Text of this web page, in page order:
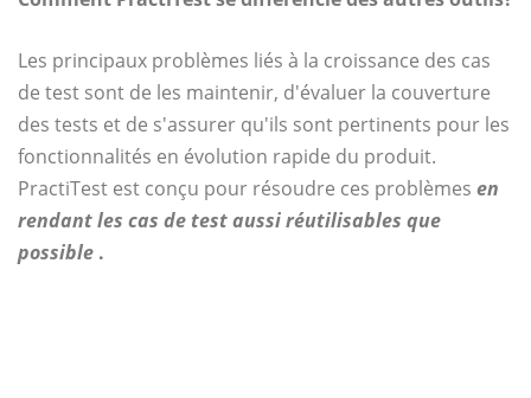
Les principaux problèmes liés à la croissance des cas
de test sont de les maintenir, d'évaluer la couverture
des tests et de s'assurer qu'ils sont pertinents pour les
fonctionnalités en évolution rapide du produit.
PractiTest est conçu pour résoudre ces problèmes en
rendant les cas de test aussi réutilisables que
possible .